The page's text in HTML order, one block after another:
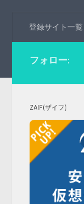
登録サイト一覧
フォロー:
ZAIF(ザイフ)